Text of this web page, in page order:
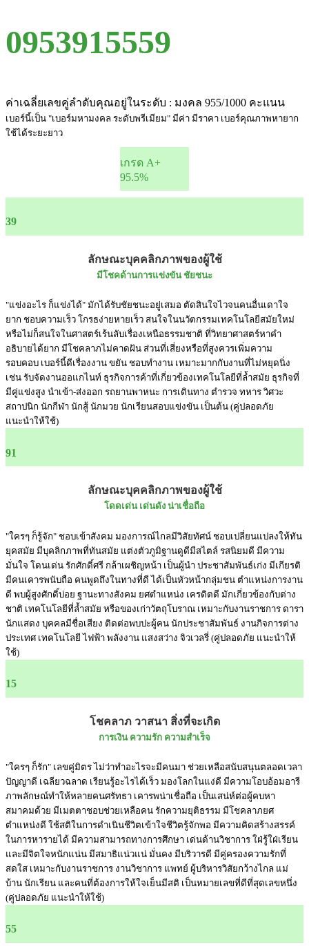
0953915559
ค่าเฉลี่ยเลขคู่ลำดับคุณอยู่ในระดับ : มงคล 955/1000 คะแนน
เบอร์นี้เป็น "เบอร์มหามงคล ระดับพรีเมียม" มีค่า มีราคา เบอร์คุณภาพหายาก
ใช้ได้ระยะยาว
เกรด A+
95.5%
39
ลักษณะบุคคลิกภาพของผู้ใช้
มีโชคด้านการแข่งขัน ชัยชนะ
"แข่งอะไร ก็แข่งได้" มักได้รับชัยชนะอยู่เสมอ ตัดสินใจไวจนคนอื่นเดาใจ
ยาก ชอบความเร็ว โกรธง่ายหายเร็ว สนใจในนวัตกรรมเทคโนโลยีสมัยใหม่
หรือไม่ก็สนใจในศาสตร์เร้นลับเรื่องเหนือธรรมชาติ ที่วิทยาศาสตร์หาคำ
อธิบายได้ยาก มีโชคลาภไม่คาดฝัน ส่วนที่เสี่ยงหรือที่สูงควรเพิ่มความ
รอบคอบ เบอร์นี้ดีเรื่องงาน ขยัน ชอบทำงาน เหมาะมากกับงานที่ไม่หยุดนิ่ง
เช่น รับจัดงานออแกไนท์ ธุรกิจการค้าที่เกี่ยวข้องเทคโนโลยีที่ล้ำสมัย ธุรกิจที่
มีคู่แข่งสูง นำเข้า-ส่งออก รถยานพาหนะ การเดินทาง ตำรวจ ทหาร วิศวะ
สถาปนิก นักกีฬา นักสู้ นักมวย นักเรียนสอบแข่งขัน เป็นต้น (คู่ปลอดภัย
แนะนำให้ใช้)
91
ลักษณะบุคคลิกภาพของผู้ใช้
โดดเด่น เด่นดัง น่าเชื่อถือ
"ใครๆ ก็รู้จัก" ชอบเข้าสังคม มองการณ์ไกลมีวิสัยทัศน์ ชอบเปลี่ยนแปลงให้ทัน
ยุคสมัย มีบุคลิกภาพที่ทันสมัย แต่งตัวภูมิฐานดูดีมีสไตล์ รสนิยมดี มีความ
มั่นใจ โดนเด่น รักศักดิ์ศรี กล้าเผชิญหน้า เป็นผู้นำ ประชาสัมพันธ์เก่ง มีเกียรติ
มีคนเคารพนับถือ คนพูดถึงในทางที่ดี ได้เป็นหัวหน้ากลุ่มชน ตำแหน่งการงาน
ดี พบผู้สูงศักดิ์บ่อย ฐานะทางสังคม ยศตำแหน่ง เครดิตดี มักเกี่ยวข้องกับต่าง
ชาติ เทคโนโลยีที่ล้ำสมัย หรือของเก่าวัตถุโบราณ เหมาะกับงานราชการ ดารา
นักแสดง บุคคลมีชื่อเสียง ติดต่อพบปะผู้คน นักประชาสัมพันธ์ งานกิจการต่าง
ประเทศ เทคโนโลยี ไฟฟ้า พลังงาน แสงสว่าง จิวเวลรี่ (คู่ปลอดภัย แนะนำให้
ใช้)
15
โชคลาภ วาสนา สิ่งที่จะเกิด
การเงิน ความรัก ความสำเร็จ
"ใครๆ ก็รัก" เลขคู่มิตร ไม่ว่าทำอะไรจะมีคนมา ช่วยเหลือสนับสนุนตลอดเวลา
ปัญญาดี เฉลียวฉลาด เรียนรู้อะไรได้เร็ว มองโลกในแง่ดี มีความโอบอ้อมอารี
ภาพลักษณ์ทำให้หลายคนศรัทธา เคารพน่าเชื่อถือ เป็นเสน่ห์ต่อผู้คบหา
สมาคมด้วย มีเมตตาชอบช่วยเหลือคน รักความยุติธรรม มีโชคลาภยศ
ตำแหน่งดี ใช้สติในการดำเนินชีวิตเข้าใจชีวิตรู้จักพอ มีความคิดสร้างสรรค์
ในการหารายได้ มีความสามารถทางการศึกษา เด่นด้านวิชาการ ใฝ่รู้ใฝ่เรียน
และมีจิตใจหนักแน่น มีสมาธิแน่วแน่ มั่นคง มีบริวารดี มีคู่ครองความรักที่
สดใส เหมาะกับงานราชการ งานวิชาการ แพทย์ ผู้บริหารวิสัยกว้างไกล แม่
บ้าน นักเรียน และคนที่ต้องการให้ใจเย็นมีสติ เป็นหมายเลขที่ดีที่สุดเลขหนึ่ง
(คู่ปลอดภัย แนะนำให้ใช้)
55